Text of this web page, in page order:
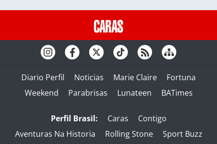
Diario Perfil Noticias Marie Claire
Fortuna
Weekend
Parabrisas Lunateen BATimes
Perfil Brasil: Caras
Contigo
Aventuras Na Historia
Rolling Stone Sport Buzz